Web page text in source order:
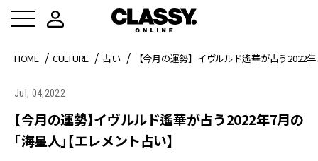
HOME CULTURE 占い 【今月の運勢】イヴルルド遙華が占う2022
Jul, 04,2022
【今月の運勢】イヴルルド遙華が占う2022年7月の
「海星人」【エレメント占い】